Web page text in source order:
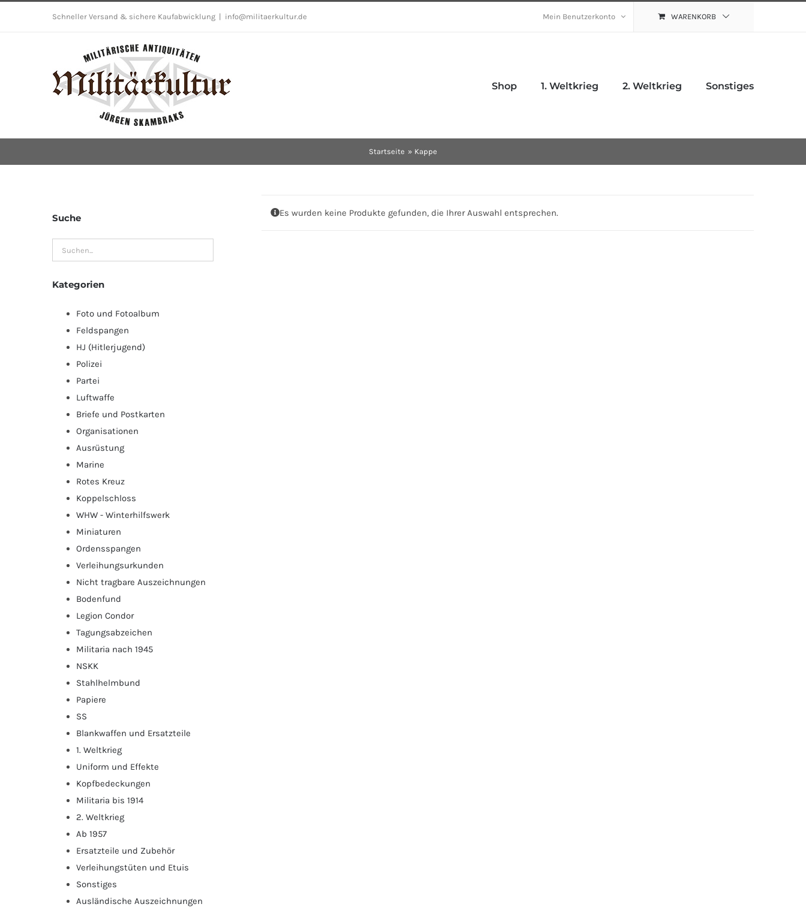
Schneller Versand & sichere Kaufabwicklung info@militaerkultur.de Mein Benutzerkonto WARENKORB
Shop 1. Weltkrieg 2. Weltkrieg Sonstiges
Startseite Kappe
Es wurden keine Produkte gefunden, die Ihrer Auswahl entsprechen.
Suche
Kategorien
Foto und Fotoalbum
Feldspangen
HJ (Hitlerjugend)
Polizei
Partei
Luftwaffe
Briefe und Postkarten
Organisationen
Ausrüstung
Marine
Rotes Kreuz
Koppelschloss
WHW - Winterhilfswerk
Miniaturen
Ordensspangen
Verleihungsurkunden
Nicht tragbare Auszeichnungen
Bodenfund
Legion Condor
Tagungsabzeichen
Militaria nach 1945
NSKK
Stahlhelmbund
Papiere
SS
Blankwaffen und Ersatzteile
1. Weltkrieg
Uniform und Effekte
Kopfbedeckungen
Militaria bis 1914
2. Weltkrieg
Ab 1957
Ersatzteile und Zubehör
Verleihungstüten und Etuis
Sonstiges
Ausländische Auszeichnungen